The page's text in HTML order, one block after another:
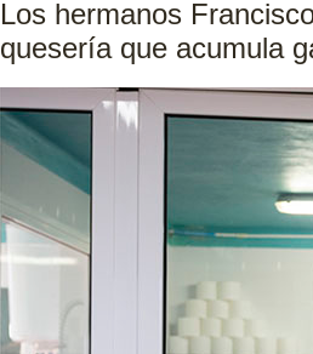
Los hermanos
quesería que acumula